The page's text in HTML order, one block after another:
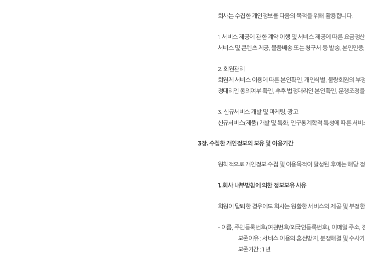
회사는 수집한 개인정보를 다음의 목적을 위해 활용합니다.
1. 서비스 제공에 관한 계약 이행 및 서비스 제공에 따른 요금정산
서비스 및 콘텐츠 제공, 물품배송 또는 청구서 등 발송, 본인인
2. 회원관리
회원제 서비스 이용에 따른 본인확인, 개인식별, 불량회원의 부
정대리인 동의여부 확인, 추후 법정대리인 본인확인, 분쟁조정
3. 신규서비스 개발 및 마케팅, 광고
신규서비스(제품) 개발 및 특화, 인구통계학적 특성에 따른 서
3장. 수집한 개인정보의 보유 및 이용기간
원칙적으로 개인정보 수집 및 이용목적이 달성된 후에는 해당
1. 회사 내부방침에 의한 정보보유 사유
회원이 탈퇴한 경우에도 회사는 원활한 서비스의 제공 및 부정
- 이름, 주민등록번호(여권번호/외국인등록번호), 이메일 주소,
보존이유 : 서비스 이용의 혼선방지, 분쟁해결 및 수사
보존기간 : 1 년